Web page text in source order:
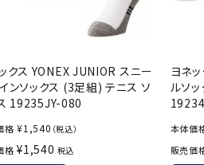
テーブル・チェア関連
テント・タープ用品
バーベキュー・焚き火
バッグ
ベット・マット・シート
クス YONEX JUNIOR スニー
ンソックス (3足組) テニス ソ
19235JY-080
格 ¥1,540 （税込）
格 ¥1,540 税込
ヨネ
ルソ
本体価
販売価